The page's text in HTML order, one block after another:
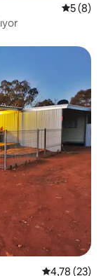
55 (8)
5 üzerinden
4,78 (23)